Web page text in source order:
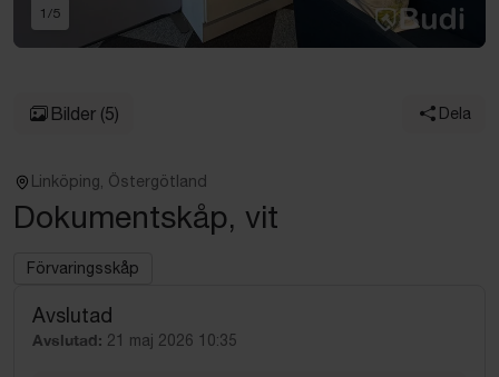
1 /5
Bilder (5) Dela
Linköping, Östergötland
Dokumentskåp, vit
Förvaringsskåp
Avslutad
Avslutad: 21 maj 2026 10:35